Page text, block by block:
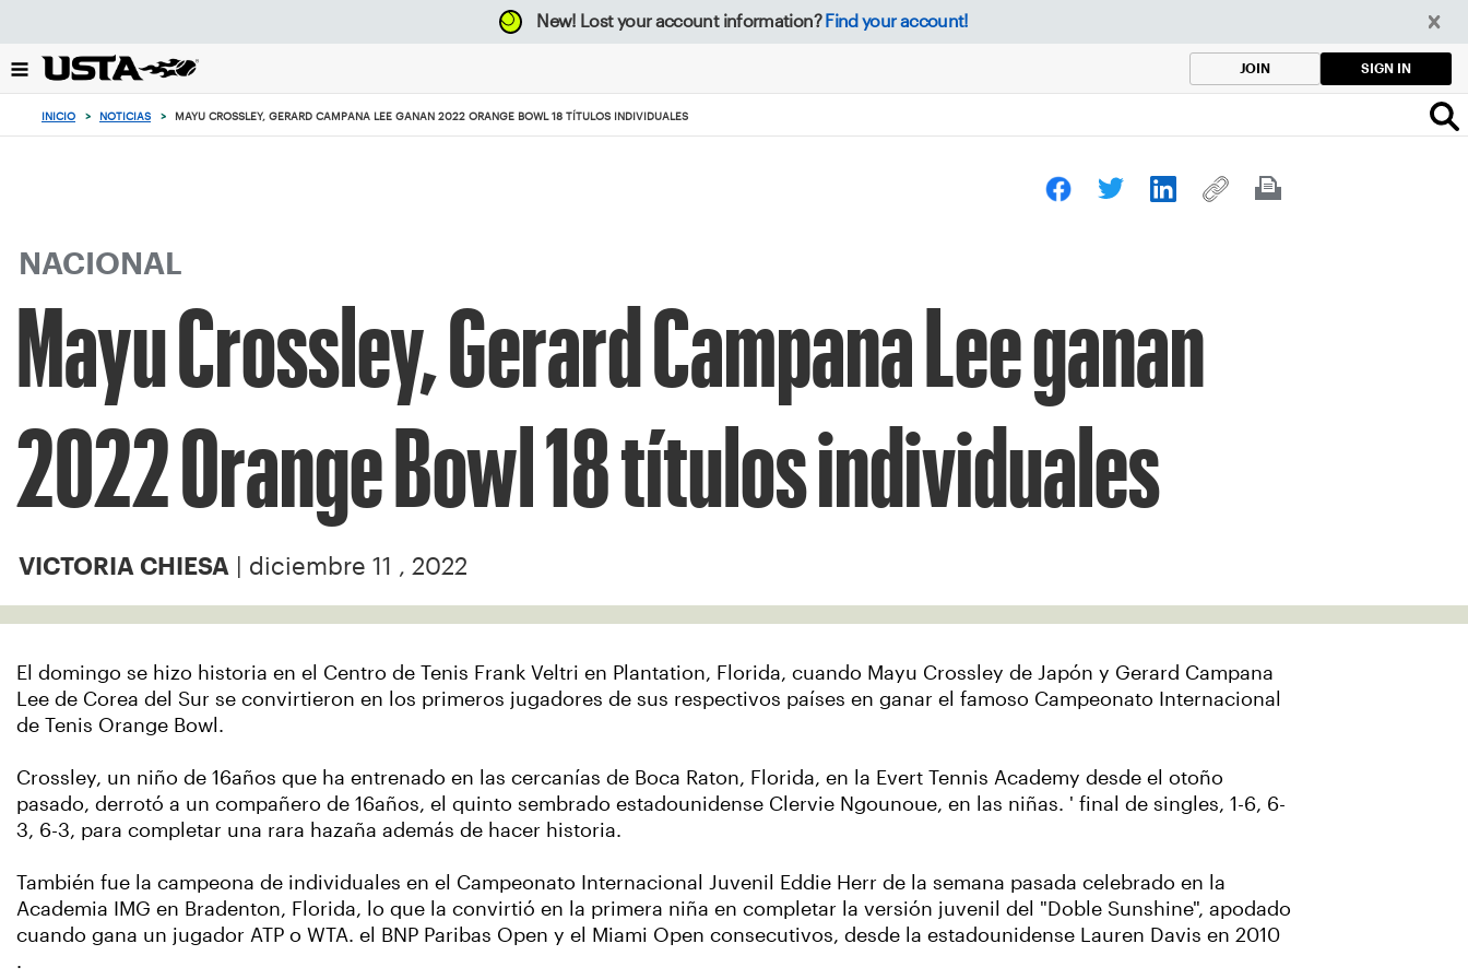
el
botón
New! Lost your account information? Find your account!
JOIN SIGN IN
INICIO > NOTICIAS > MAYU CROSSLEY, GERARD CAMPANA LEE GANAN 2022 ORANGE BOWL 18 TÍTULOS INDIVIDUALES
NACIONAL
Mayu Crossley, Gerard Campana Lee ganan
2022 Orange Bowl 18 títulos individuales
VICTORIA CHIESA | diciembre 11 , 2022
El domingo se hizo historia en el Centro de Tenis Frank Veltri en Plantation, Florida, cuando Mayu Crossley de Japón y Gerard Campana
Lee de Corea del Sur se convirtieron en los primeros jugadores de sus respectivos países en ganar el famoso Campeonato Internacional
de Tenis Orange Bowl.
Crossley, un niño de 16años que ha entrenado en las cercanías de Boca Raton, Florida, en la Evert Tennis Academy desde el otoño
pasado, derrotó a un compañero de 16años, el quinto sembrado estadounidense Clervie Ngounoue, en las niñas. ' final de singles, 1-6, 6-
3, 6-3, para completar una rara hazaña además de hacer historia.
También fue la campeona de individuales en el Campeonato Internacional Juvenil Eddie Herr de la semana pasada celebrado en la
Academia IMG en Bradenton, Florida, lo que la convirtió en la primera niña en completar la versión juvenil del "Doble Sunshine", apodado
cuando gana un jugador ATP o WTA. el BNP Paribas Open y el Miami Open consecutivos, desde la estadounidense Lauren Davis en 2010
.